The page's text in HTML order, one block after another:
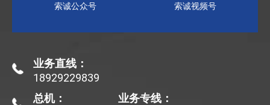
索诚公众号 索诚视频号
业务直线：
18929229839
总机：
业务专线：